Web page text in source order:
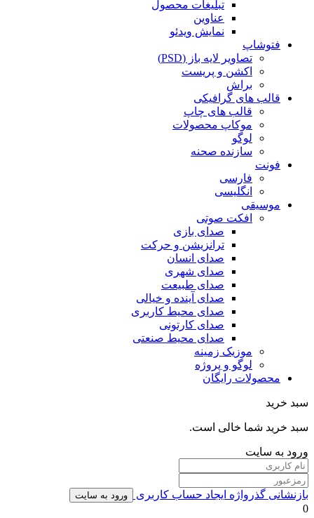
تبلیغات محصول
عناوین
نمایش ویدئو
فتوشاپ
تصاویر لایه باز (PSD)
اکشن و پریست
براش
قالب های گرافیکی
قالب های چاپ
موکاپ محصولات
لوگو
سازنده صحنه
فونت
فارسی
انگلیسی
موسیقی
افکت صوتی
صدای بازی
ترانزیشن و حرکت
صدای انسان
صدای شهری
صدای طبیعت
صدای آینده و خیالی
صدای محیط کاربری
صدای کارتونی
صدای محیط صنعتی
موزیک زمینه
لوگو و پروژه
محصولات رایگان
سبد خرید
سبد خرید شما خالی است.
ورود به سایت
بازنشانی گذرواژه ایجاد حساب کاربری ورود به سایت
0